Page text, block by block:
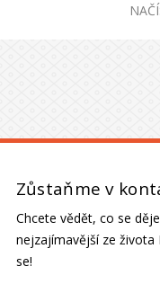
Zůstaňme v
Chcete vědět, co se
nejzajímavější ze života
se!